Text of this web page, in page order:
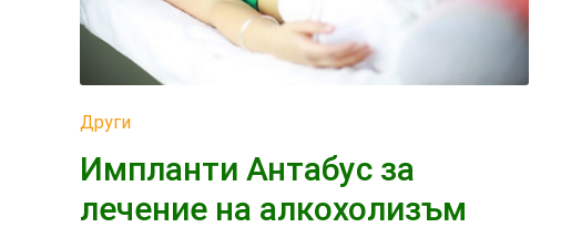
Други
Импланти Антабус за
лечение на алкохолизъм